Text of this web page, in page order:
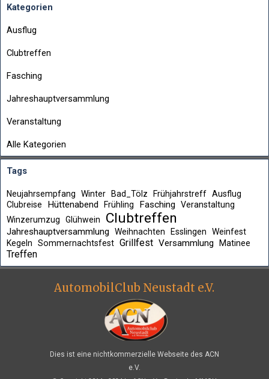
Kategorien
Ausflug
Clubtreffen
Fasching
Jahreshauptversammlung
Veranstaltung
Alle Kategorien
Tags
Neujahrsempfang Winter Bad_Tölz Frühjahrstreff Ausflug
Clubreise
Hüttenabend Frühling Fasching Veranstaltung
Winzerumzug
Glühwein Clubtreffen
Jahreshauptversammlung Weihnachten Esslingen
Weinfest
Kegeln
Sommernachtsfest Grillfest Versammlung Matinee
Treffen
AutomobilClub Neustadt e.V.
Dies ist eine nichtkommerzielle Webseite des ACN
e.V.